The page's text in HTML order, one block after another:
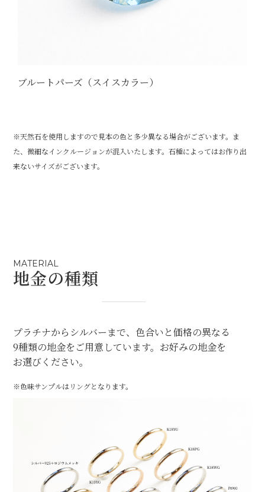
ブルートパーズ（スイスカラー）
※天然石を使用しますので見本の色と多少異なる場合がございます。ま
た、微細なインクルージョンが混入いたします。石種によってはお作り出
来ないサイズがございます。
MATERIAL
地金の種類
プラチナからシルバーまで、色合いと価格の異なる
9種類の地金をご用意しています。お好みの地金を
お選びください。
※色味サンプルはリングとなります。